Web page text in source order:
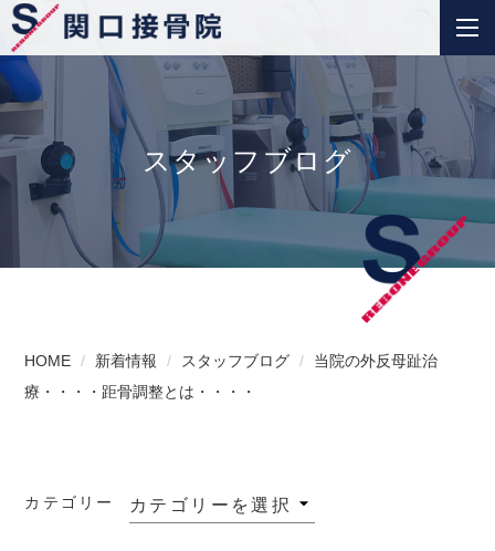
スタッフブログ
HOME 新着情報 スタッフブログ
当院の外反母趾治
療・・・・距骨調整とは・・・・
カテゴリー